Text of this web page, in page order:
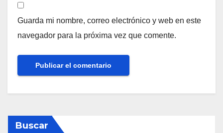
Guarda mi nombre, correo electrónico y web en este
navegador para la próxima vez que comente.
Buscar